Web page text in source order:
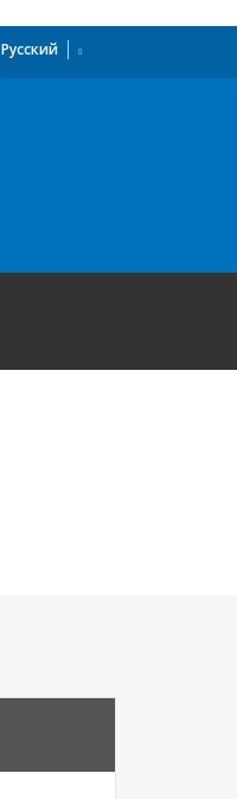
Русский